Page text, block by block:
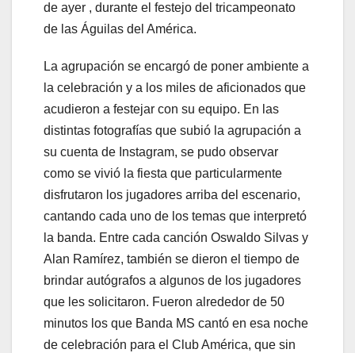
de ayer , durante el festejo del tricampeonato
de las Águilas del América.
La agrupación se encargó de poner ambiente a
la celebración y a los miles de aficionados que
acudieron a festejar con su equipo. En las
distintas fotografías que subió la agrupación a
su cuenta de Instagram, se pudo observar
como se vivió la fiesta que particularmente
disfrutaron los jugadores arriba del escenario,
cantando cada uno de los temas que interpretó
la banda. Entre cada canción Oswaldo Silvas y
Alan Ramírez, también se dieron el tiempo de
brindar autógrafos a algunos de los jugadores
que les solicitaron. Fueron alrededor de 50
minutos los que Banda MS cantó en esa noche
de celebración para el Club América, que sin